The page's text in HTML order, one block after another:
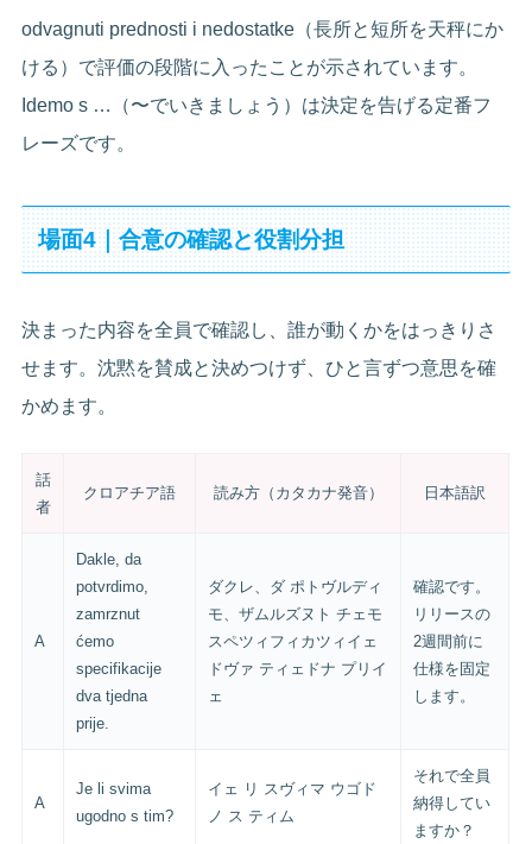
odvagnuti prednosti i nedostatke（長所と短所を天秤にか
ける）で評価の段階に入ったことが示されています。
Idemo s …（〜でいきましょう）は決定を告げる定番フ
レーズです。
場面4｜合意の確認と役割分担
決まった内容を全員で確認し、誰が動くかをはっきりさ
せます。沈黙を賛成と決めつけず、ひと言ずつ意思を確
かめます。
話
者
クロアチア語 読み方（カタカナ発音） 日本語訳
A
Dakle, da
potvrdimo,
zamrznut
ćemo
specifikacije
dva tjedna
prije.
ダクレ、ダ ポトヴルディ
モ、ザムルズヌト チェモ
スペツィフィカツィイェ
ドヴァ ティェドナ プリイ
ェ
確認です。
リリースの
2週間前に
仕様を固定
します。
A
Je li svima
ugodno s tim?
イェ リ スヴィマ ウゴド
ノ ス ティム
それで全員
納得してい
ますか？